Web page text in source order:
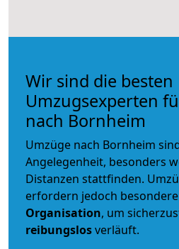
Wir sind die besten
Umzugsexperten
nach Bornheim
Umzüge nach Bornheim
Angelegenheit, besonders
Distanzen stattfinden.
erfordern jedoch besondere
Organisation, um
reibungslosverläuft.